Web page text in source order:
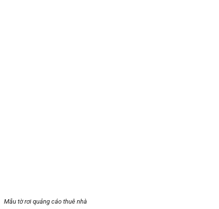
Mẫu tờ rơi quảng cáo thuê nhà